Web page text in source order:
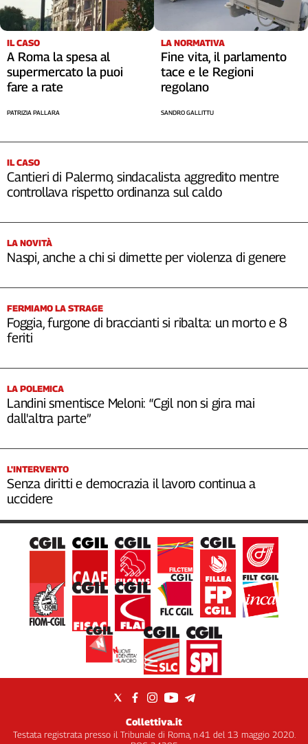
IL CASO
A Roma la spesa al
supermercato la puoi
fare a rate
PATRIZIA PALLARA
LA NORMATIVA
Fine vita, il parlamento
tace e le Regioni
regolano
SANDRO GALLITTU
IL CASO
Cantieri di Palermo, sindacalista aggredito mentre
controllava rispetto ordinanza sul caldo
LA NOVITÀ
Naspi, anche a chi si dimette per violenza di genere
FERMIAMO LA STRAGE
Foggia, furgone di braccianti si ribalta: un morto e 8
feriti
LA POLEMICA
Landini smentisce Meloni: “Cgil non si gira mai
dall'altra parte”
L'INTERVENTO
Senza diritti e democrazia il lavoro continua a
uccidere
Collettiva.it
Testata registrata presso il Tribunale di Roma, n.41 del 13 maggio 2020.